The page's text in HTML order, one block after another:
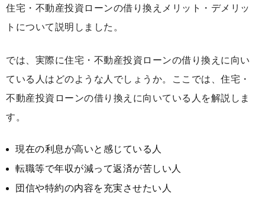
住宅・不動産投資ローンの借り換えメリット・デメリッ
トについて説明しました。
では、実際に住宅・不動産投資ローンの借り換えに向い
ている人はどのような人でしょうか。ここでは、住宅・
不動産投資ローンの借り換えに向いている人を解説しま
す。
現在の利息が高いと感じている人
転職等で年収が減って返済が苦しい人
団信や特約の内容を充実させたい人